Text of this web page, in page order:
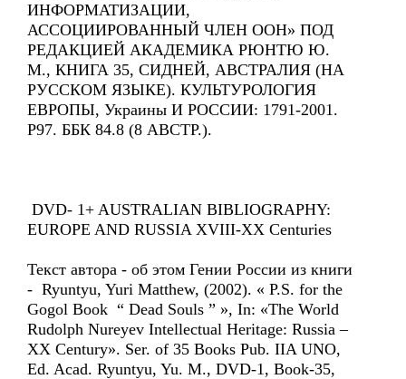
ИНФОРМАТИЗАЦИИ,
АССОЦИИРОВАННЫЙ ЧЛЕН ООН» ПОД
РЕДАКЦИЕЙ АКАДЕМИКА РЮНТЮ Ю.
М., КНИГА 35, СИДНЕЙ, АВСТРАЛИЯ (НА
РУССКОМ ЯЗЫКЕ). КУЛЬТУРОЛОГИЯ
ЕВРОПЫ, Украины И РОССИИ: 1791-2001.
Р97. ББК 84.8 (8 АВСТР.).
DVD- 1+ AUSTRALIAN BIBLIOGRAPHY:
EUROPE AND RUSSIA XVIII-XX Centuries
Текст автора - об этом Гении России из книги
- Ryuntyu, Yuri Matthew, (2002). « P.S. for the
Gogol Book “ Dead Souls ” », In: «The World
Rudolph Nureyev Intellectual Heritage: Russia –
XX Century». Ser. of 35 Books Pub. IIA UNO,
Ed. Acad. Ryuntyu, Yu. M., DVD-1, Book-35,